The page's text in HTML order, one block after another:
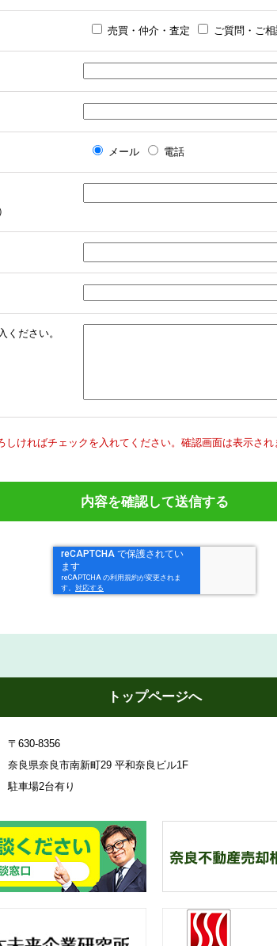
売買・仲介・査定 ご質問・ご相
メール 電話
ください。
しければチェックを入れてください。 確認画面は表示され
トップページへ
〒630-8356
奈良県奈良市南新町29 平和奈良ビル1F
駐車場2台有り
良不動産相続・遺